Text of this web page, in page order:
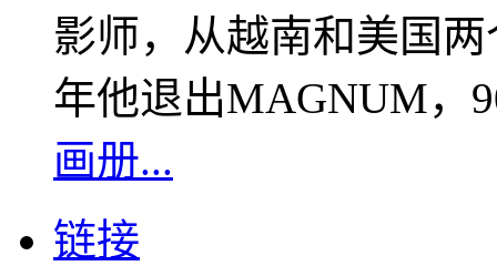
影师，从越南和美国
年他退出MAGNUM，
画册...
链接